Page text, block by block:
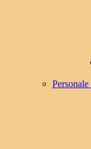
Personale